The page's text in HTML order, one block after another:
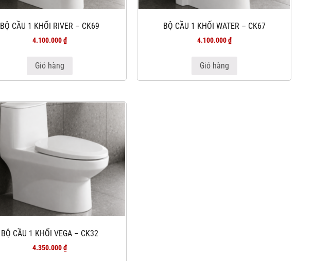
BỘ CẦU 1 KHỐI RIVER – CK69
4.100.000₫
Giỏ hàng
BỘ CẦU 1 KHỐI WATER – CK67
4.100.000₫
Giỏ hàng
BỘ CẦU 1 KHỐI VEGA – CK32
4.350.000₫